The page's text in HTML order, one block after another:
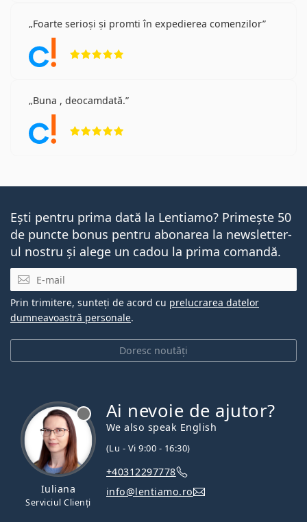
Foarte serioși și promti în expedierea comenzilor
Buna , deocamdată.
Ești pentru prima dată la Lentiamo? Primește 50
de puncte bonus pentru abonarea la newsletter-
ul nostru și alege un cadou la prima comandă.
E-mail
Doresc noutăți
Prin trimitere, sunteți de acord cu prelucrarea datelor
dumneavoastră personale.
Iuliana
Serviciul Clienți
Ai nevoie de ajutor?
We also speak English
(Lu - Vi 9:00 - 16:30)
+40312297778
info@lentiamo.ro